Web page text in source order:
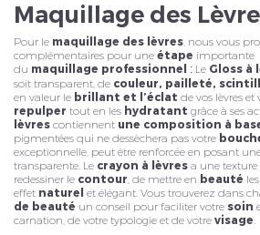
Maquillage des
Pour le maquillage des lèvres, nous vous
complémentaires pour une étape importante
du maquillage professionnel : Le Gloss à
soit transparent, de couleur, pailleté,
en valeur le brillant et l’éclat de vos lèvres
repulper tout en les hydratant grâce à ses
lèvres contiennent une composition à
pigmentées qui ne dessèchera pas votre
exceptionnelle, peut être renforcée en posant
transparente. Le crayon à lèvres a une
redessiner le contour, de mettre en beauté
effet naturel et élégant. Vous trouverez dans
de beauté un conseil pour faciliter votre soin
carnation, de votre typologie et de votre visage.